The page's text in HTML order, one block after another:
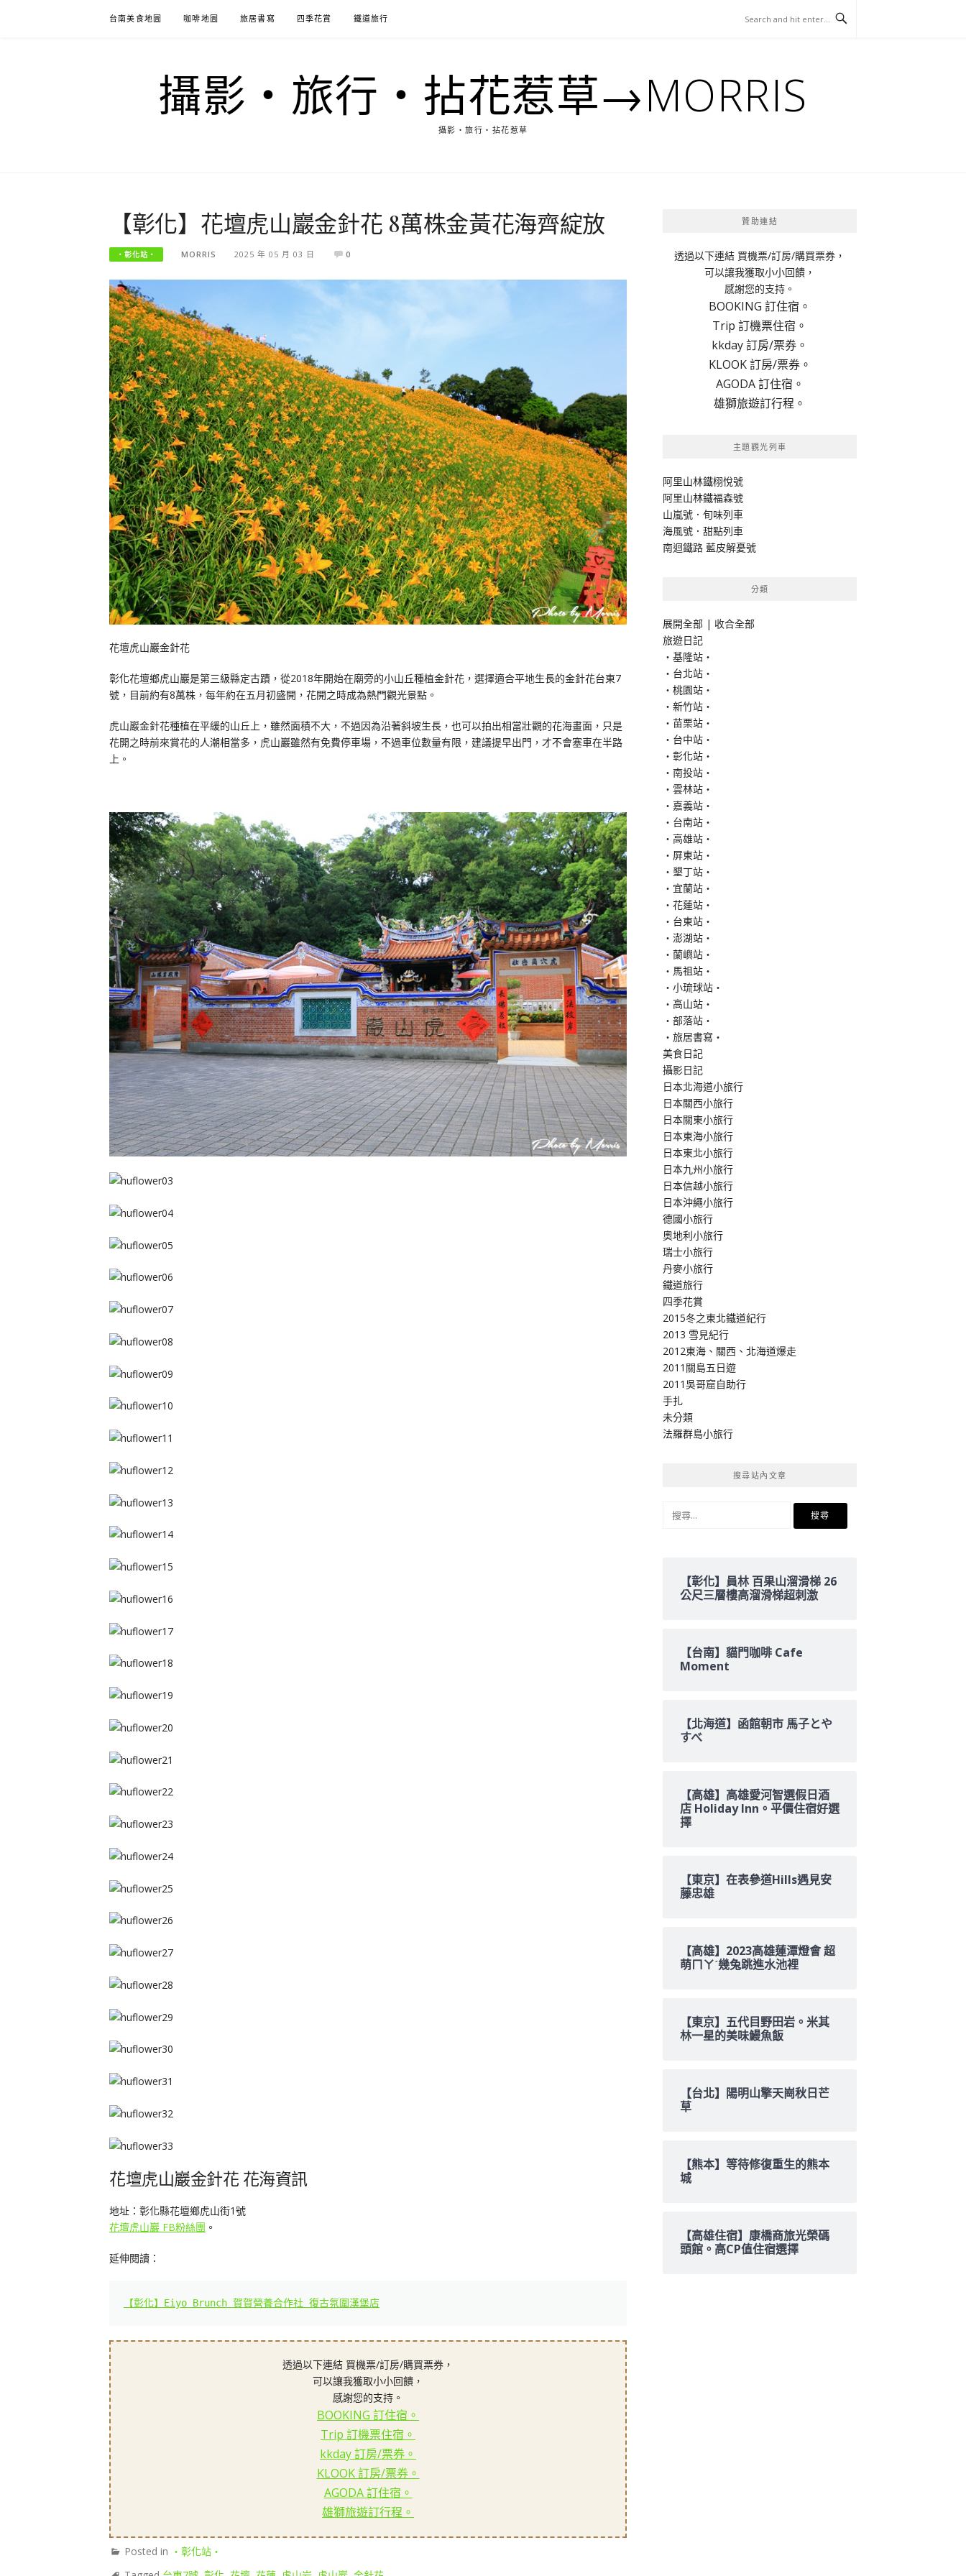
台南美食地圖 咖啡地圖 旅居書寫 四季花賞 鐵道旅行
攝影‧旅行‧拈花惹草→MORRIS
攝影‧旅行‧拈花惹草
【彰化】花壇虎山巖金針花 8萬株金黃花海齊綻放
‧彰化站‧ MORRIS 2025 年 05 月 03 日 0
花壇虎山巖金針花
彰化花壇鄉虎山巖是第三級縣定古蹟，從2018年開始在廟旁的小山丘種植金針花，選擇適合平地生長的金針花台東7
號，目前約有8萬株，每年約在五月初盛開，花開之時成為熱門觀光景點。
虎山巖金針花種植在平緩的山丘上，雖然面積不大，不過因為沿著斜坡生長，也可以拍出相當壯觀的花海畫面，只是
花開之時前來賞花的人潮相當多，虎山巖雖然有免費停車場，不過車位數量有限，建議提早出門，才不會塞車在半路
上。
花壇虎山巖金針花 花海資訊
地址：彰化縣花壇鄉虎山街1號
花壇虎山巖 FB粉絲團 。
延伸閱讀：
【彰化】Eiyo Brunch 賀賀營養合作社 復古氛圍漢堡店
透過以下連結 買機票/訂房/購買票券，
可以讓我獲取小小回饋，
感謝您的支持。
BOOKING 訂住宿。
Trip 訂機票住宿。
kkday 訂房/票券。
KLOOK 訂房/票券。
AGODA 訂住宿。
雄獅旅遊訂行程。
Posted in ‧彰化站‧
贊助連結
透過以下連結 買機票/訂房/購買票券，
可以讓我獲取小小回饋，
感謝您的支持。
BOOKING 訂住宿。
Trip 訂機票住宿。
kkday 訂房/票券。
KLOOK 訂房/票券。
AGODA 訂住宿。
雄獅旅遊訂行程。
主題觀光列車
阿里山林鐵栩悅號
阿里山林鐵福森號
山嵐號．旬味列車
海風號．甜點列車
南迴鐵路 藍皮解憂號
分類
展開全部 | 收合全部
旅遊日記
‧基隆站‧
‧台北站‧
‧桃園站‧
‧新竹站‧
‧苗栗站‧
‧台中站‧
‧彰化站‧
‧南投站‧
‧雲林站‧
‧嘉義站‧
‧台南站‧
‧高雄站‧
‧屏東站‧
‧墾丁站‧
‧宜蘭站‧
‧花蓮站‧
‧台東站‧
‧澎湖站‧
‧蘭嶼站‧
‧馬祖站‧
‧小琉球站‧
‧高山站‧
‧部落站‧
‧旅居書寫‧
美食日記
攝影日記
日本北海道小旅行
日本關西小旅行
日本關東小旅行
日本東海小旅行
日本東北小旅行
日本九州小旅行
日本信越小旅行
日本沖繩小旅行
德國小旅行
奧地利小旅行
瑞士小旅行
丹麥小旅行
鐵道旅行
四季花賞
2015冬之東北鐵道紀行
2013 雪見紀行
2012東海、關西、北海道爆走
2011關島五日遊
2011吳哥窟自助行
手扎
未分類
法羅群島小旅行
搜尋站內文章
【彰化】員林 百果山溜滑梯 26
公尺三層樓高溜滑梯超刺激
【台南】貓門咖啡 Cafe
Moment
【北海道】函館朝市 馬子とや
すべ
【高雄】高雄愛河智選假日酒
店 Holiday Inn。平價住宿好選
擇
【東京】在表參道Hills遇見安
藤忠雄
【高雄】2023高雄蓮潭燈會 超
萌ㄇㄚˊ幾兔跳進水池裡
【東京】五代目野田岩。米其
林一星的美味鰻魚飯
【台北】陽明山擎天崗秋日芒
草
【熊本】等待修復重生的熊本
城
【高雄住宿】康橋商旅光榮碼
頭館。高CP值住宿選擇